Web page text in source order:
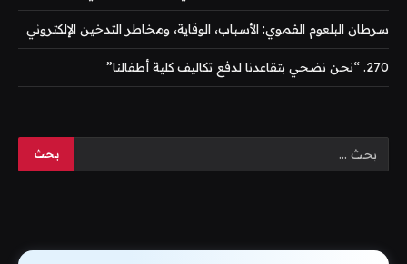
سرطان البلعوم الفموي: الأسباب، الوقاية، ومخاطر التدخين الإلكتروني
270. “نحن نضحي بتقاعدنا لدفع تكاليف كلية أطفالنا”